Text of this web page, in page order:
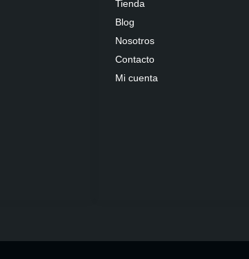
Tienda
Blog
Nosotros
Contacto
Mi cuenta